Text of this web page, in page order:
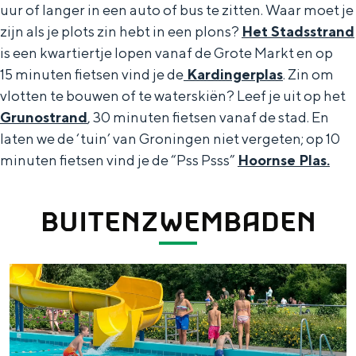
Met kinderen
Theater, muziek en musea
REISIDEEËN
Een week in Stad en Ommeland
Een dag op pad in Groningen stad
Dagtripjes zonder auto
a
s
uur of langer in een auto of bus te zitten. Waar moet je
zijn als je plots zin hebt in een plons? Het Stadsstrand
is een kwartiertje lopen vanaf de Grote Markt en op
15 minuten fietsen vind je de Kardingerplas. Zin om
vlotten te bouwen of te waterskiën? Leef je uit op het
Grunostrand, 30 minuten fietsen vanaf de stad. En
laten we de ‘tuin’ van Groningen niet vergeten; op 10
minuten fietsen vind je de “Pss Psss” Hoornse Plas.
BUITENZWEMBADEN
D
e
B
l